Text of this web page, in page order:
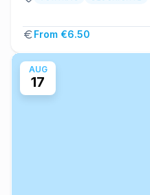
From €6.50
AUG
17